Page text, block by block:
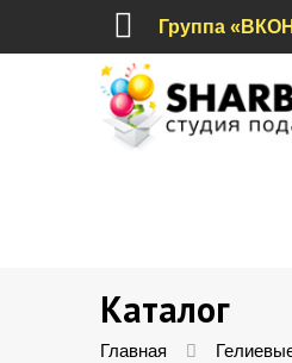
Группа
Каталог
Главная